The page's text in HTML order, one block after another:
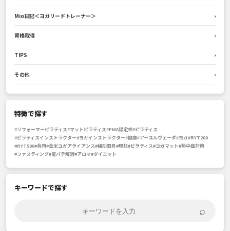
Mio日記＜ヨガリードトレーナー＞ ›
資格取得 ›
TIPS ›
その他 ›
特徴で探す
#リフォーマーピラティス#マットピラティス#PMA認定校#ピラティス
#ピラティスインストラクター#ヨガインストラクター#健康#アーユルヴェーダ#ヨガ#RYT200
#RYT500#合宿#全米ヨガアライアンス#補助器具#瞑想#ピラティス#ヨガマット#熱中症対策
#ファスティング#夏バテ解消#アロマ#ダイエット
キーワードで探す
⌕